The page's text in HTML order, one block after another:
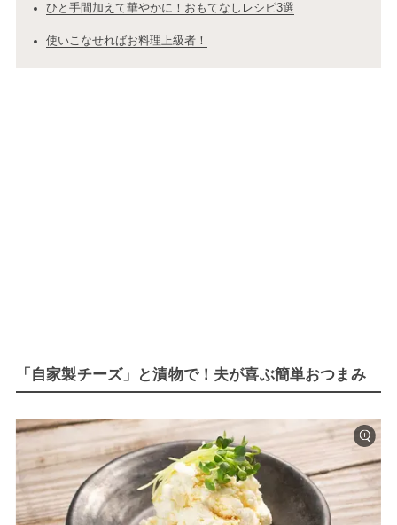
ひと手間加えて華やかに！おもてなしレシピ3選
使いこなせればお料理上級者！
「自家製チーズ」と漬物で！夫が喜ぶ簡単おつまみ